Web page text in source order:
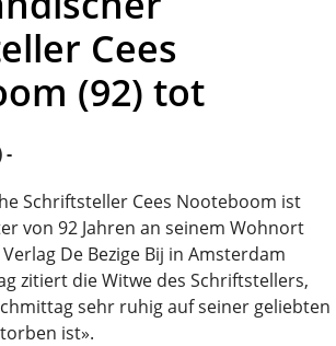
Cees
(92) tot
-
Schriftsteller Cees Nooteboom ist
von 92 Jahren an seinem Wohnort
De Bezige Bij in Amsterdam
zitiert die Witwe des Schriftstellers,
sehr ruhig auf seiner geliebten
ist».